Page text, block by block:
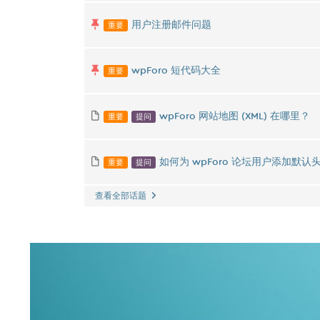
重要 用户注册邮件问题
重要 wpForo 短代码大全
重要 提问 wpForo 网站地图 (XML) 在哪里？
重要 提问 如何为 wpForo 论坛用户添加默认
查看全部话题